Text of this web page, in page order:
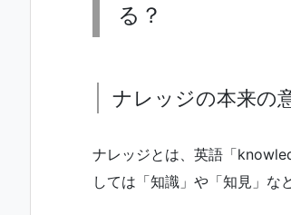
る？
ナレッジの本来の
ナレッジとは、英語「
しては「知識」や「知見」な